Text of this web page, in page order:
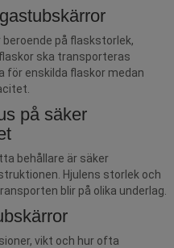
på flaskstorlek,
ska transporteras
för enskilda flaskor medan
på säker
behållare är säker
Hjulens storlek och
blir på olika underlag.
vikt och hur ofta